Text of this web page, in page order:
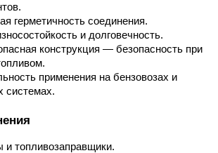
герметичность соединения.
и долговечность.
конструкция — безопасность при
применения на бензовозах и
системах.
и топливозаправщики.